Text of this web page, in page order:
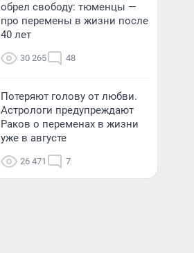
обрел свободу: тюменцы —
про перемены в жизни после
40 лет
30 265 48
Потеряют голову от любви.
Астрологи предупреждают
Раков о переменах в жизни
уже в августе
26 471 7